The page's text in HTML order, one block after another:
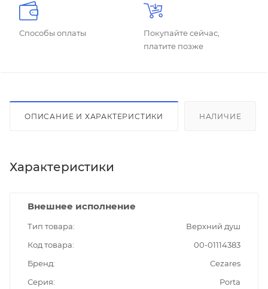
Способы оплаты
Покупайте сейчас,
платите позже
ОПИСАНИЕ И ХАРАКТЕРИСТИКИ НАЛИЧИЕ
Характеристики
Внешнее исполнение
Тип товара
Верхний душ
Код товара
00-01114383
Бренд
Cezares
Серия
Porta